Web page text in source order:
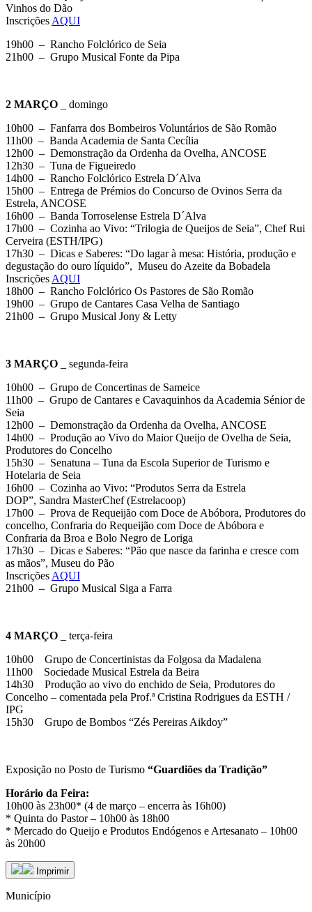
Vinhos do Dão
Inscrições AQUI
19h00 – Rancho Folclórico de Seia
21h00 – Grupo Musical Fonte da Pipa
2 MARÇO _ domingo
10h00 – Fanfarra dos Bombeiros Voluntários de São Romão
11h00 – Banda Academia de Santa Cecília
12h00 – Demonstração da Ordenha da Ovelha, ANCOSE
12h30 – Tuna de Figueiredo
14h00 – Rancho Folclórico Estrela D´Alva
15h00 – Entrega de Prémios do Concurso de Ovinos Serra da
Estrela, ANCOSE
16h00 – Banda Torroselense Estrela D´Alva
17h00 – Cozinha ao Vivo: “Trilogia de Queijos de Seia”, Chef Rui
Cerveira (ESTH/IPG)
17h30 – Dicas e Saberes: “Do lagar à mesa: História, produção e
degustação do ouro líquido”, Museu do Azeite da Bobadela
Inscrições AQUI
18h00 – Rancho Folclórico Os Pastores de São Romão
19h00 – Grupo de Cantares Casa Velha de Santiago
21h00 – Grupo Musical Jony & Letty
3 MARÇO _ segunda-feira
10h00 – Grupo de Concertinas de Sameice
11h00 – Grupo de Cantares e Cavaquinhos da Academia Sénior de
Seia
12h00 – Demonstração da Ordenha da Ovelha, ANCOSE
14h00 – Produção ao Vivo do Maior Queijo de Ovelha de Seia,
Produtores do Concelho
15h30 – Senatuna – Tuna da Escola Superior de Turismo e
Hotelaria de Seia
16h00 – Cozinha ao Vivo: “Produtos Serra da Estrela
DOP”, Sandra MasterChef (Estrelacoop)
17h00 – Prova de Requeijão com Doce de Abóbora, Produtores do
concelho, Confraria do Requeijão com Doce de Abóbora e
Confraria da Broa e Bolo Negro de Loriga
17h30 – Dicas e Saberes: “Pão que nasce da farinha e cresce com
as mãos”, Museu do Pão
Inscrições AQUI
21h00 – Grupo Musical Siga a Farra
4 MARÇO _ terça-feira
10h00 Grupo de Concertinistas da Folgosa da Madalena
11h00 Sociedade Musical Estrela da Beira
14h30 Produção ao vivo do enchido de Seia, Produtores do
Concelho – comentada pela Prof.ª Cristina Rodrigues da ESTH /
IPG
15h30 Grupo de Bombos “Zés Pereiras Aikdoy”
Exposição no Posto de Turismo “Guardiões da Tradição”
Horário da Feira:
10h00 às 23h00* (4 de março – encerra às 16h00)
* Quinta do Pastor – 10h00 às 18h00
* Mercado do Queijo e Produtos Endógenos e Artesanato – 10h00
às 20h00
Imprimir
Município